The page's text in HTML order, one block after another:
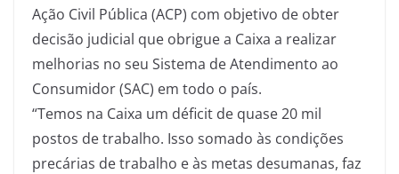
Ação Civil Pública (ACP) com objetivo de obter
decisão judicial que obrigue a Caixa a realizar
melhorias no seu Sistema de Atendimento ao
Consumidor (SAC) em todo o país.
“Temos na Caixa um déficit de quase 20 mil
postos de trabalho. Isso somado às condições
precárias de trabalho e às metas desumanas, faz